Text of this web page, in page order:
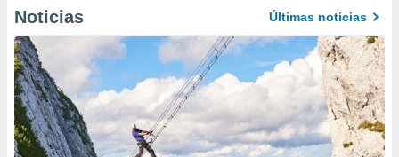
Noticias Últimas noticias